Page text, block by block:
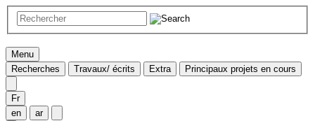
Menu
Recherches
Travaux/ écrits Extra Principaux projets en cours
Fr
en
ar